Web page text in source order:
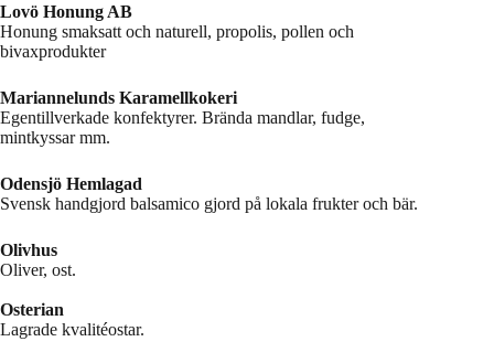
Lovö Honung AB
Honung smaksatt och naturell, propolis, pollen och
bivaxprodukter
Mariannelunds Karamellkokeri
Egentillverkade konfektyrer. Brända mandlar, fudge,
mintkyssar mm.
Odensjö Hemlagad
Svensk handgjord balsamico gjord på lokala frukter och bär.
Olivhus
Oliver, ost.
Osterian
Lagrade kvalitéostar.